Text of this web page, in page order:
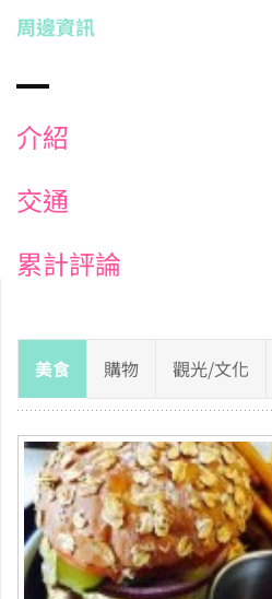
周邊資訊
介紹
交通
累計評論
美食 購物 觀光/文化